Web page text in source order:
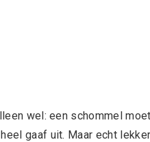
wel: een schommel
gaaf uit. Maar echt